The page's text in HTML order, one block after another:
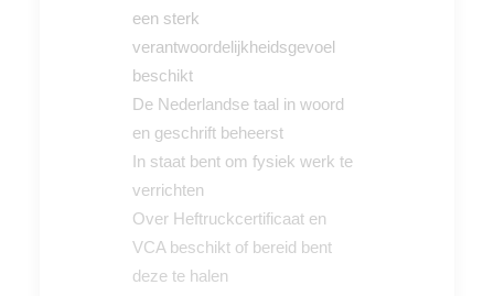
een sterk
verantwoordelijkheidsgevoel
beschikt
De Nederlandse taal in woord
en geschrift beheerst
In staat bent om fysiek werk te
verrichten
Over Heftruckcertificaat en
VCA beschikt of bereid bent
deze te halen